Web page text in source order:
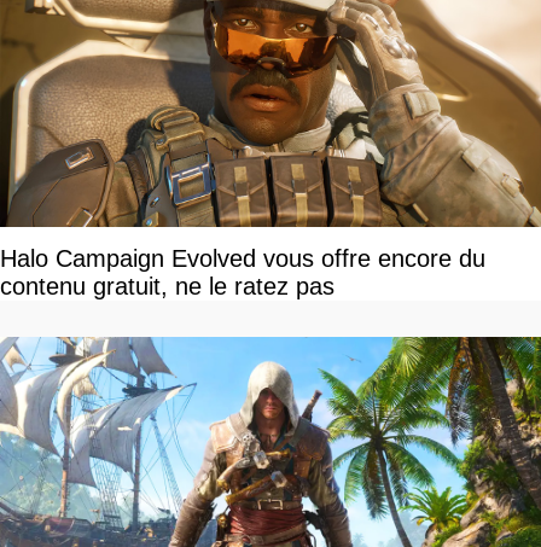
Halo Campaign Evolved vous offre encore du
contenu gratuit, ne le ratez pas